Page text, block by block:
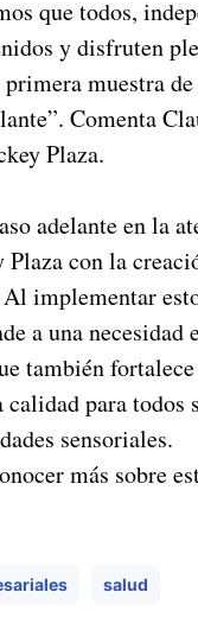
que todos,
y disfruten
primera muestra
Comenta
Plaza.
adelante en la
Plaza con la
implementar
a una
también
calidad para todos
sensoriales.
más sobre
salud